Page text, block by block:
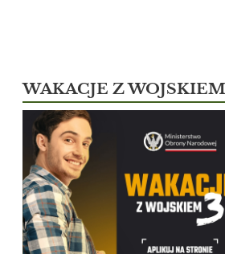
WAKACJE Z